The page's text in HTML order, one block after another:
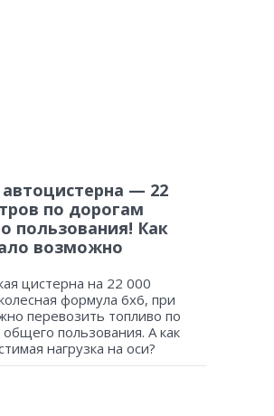
— 22
по дорогам
пользования! Как
возможно
цистерна на 22 000
формула 6х6, при
перевозить топливо по
пользования. А как
нагрузка на оси?